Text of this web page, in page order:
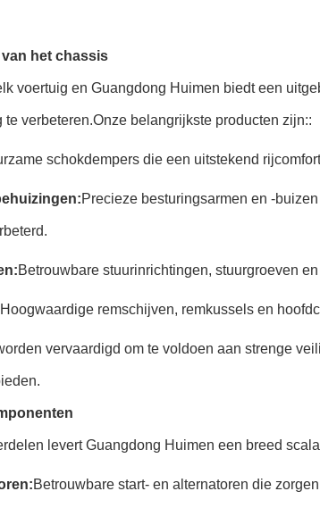
het chassis
voertuig en Guangdong Huimen biedt een
te verbeteren.Onze belangrijkste producten zijn::
schokdempers die een uitstekend
Precieze besturingsarmen en -
Betrouwbare stuurinrichtingen, stuurgroeven
Hoogwaardige remschijven, remkussels en
vervaardigd om te voldoen aan strenge
levert Guangdong Huimen een breed
Betrouwbare start- en alternatoren die